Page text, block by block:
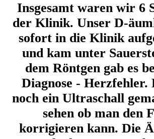
Insgesamt waren wir 6
der Klinik. Unser D-
sofort in die Klinik
und kam unter
dem Röntgen gab es
Diagnose - Herzfehler.
noch ein Ultraschall
sehen ob man den
korrigieren kann. Die